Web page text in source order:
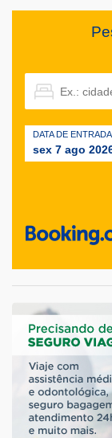
DATA DE ENTRADA
sex 7 ago